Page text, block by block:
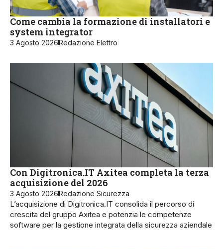
Come cambia la formazione di installatori e
system integrator
3 Agosto 2026Redazione Elettro
Con Digitronica.IT Axitea completa la terza
acquisizione del 2026
3 Agosto 2026Redazione Sicurezza
L’acquisizione di Digitronica.IT consolida il percorso di
crescita del gruppo Axitea e potenzia le competenze
software per la gestione integrata della sicurezza aziendale